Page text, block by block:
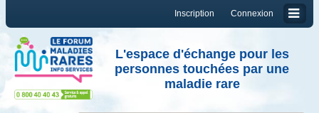
Connexion
Inscription
L'espace d'échange pour les
personnes touchées par une
maladie rare